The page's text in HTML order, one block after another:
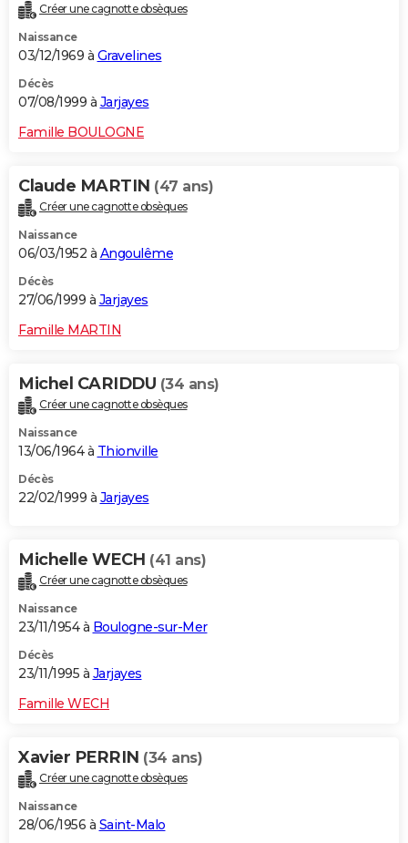
Créer une cagnotte obsèques
Naissance
03/12/1969 à Gravelines
Décès
07/08/1999 à Jarjayes
Famille BOULOGNE
Claude MARTIN (47 ans)
Créer une cagnotte obsèques
Naissance
06/03/1952 à Angoulême
Décès
27/06/1999 à Jarjayes
Famille MARTIN
Michel CARIDDU (34 ans)
Créer une cagnotte obsèques
Naissance
13/06/1964 à Thionville
Décès
22/02/1999 à Jarjayes
Michelle WECH (41 ans)
Créer une cagnotte obsèques
Naissance
23/11/1954 à Boulogne-sur-Mer
Décès
23/11/1995 à Jarjayes
Famille WECH
Xavier PERRIN (34 ans)
Créer une cagnotte obsèques
Naissance
28/06/1956 à Saint-Malo